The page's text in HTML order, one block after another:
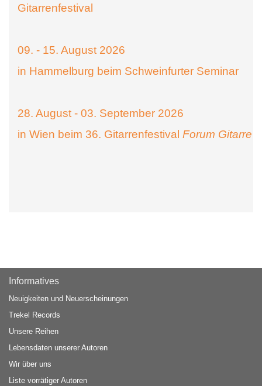
Gitarrenfestival
09. - 15. August 2026
in Hammelburg beim Schweinfurter Seminar
28. August - 03. September 2026
in Wien beim 36. Gitarrenfestival Forum Gitarre
Informatives
Neuigkeiten und Neuerscheinungen
Trekel Records
Unsere Reihen
Lebensdaten unserer Autoren
Wir über uns
Liste vorrätiger Autoren